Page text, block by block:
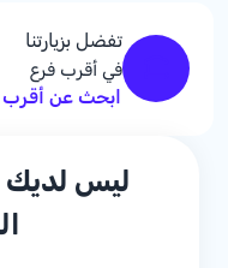
تفضل بزيارتنا
في أقرب فرع
ابحث عن أقرب
ليس